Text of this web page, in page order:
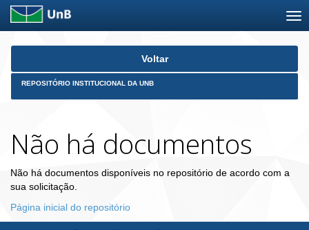
Skip
Voltar
REPOSITÓRIO INSTITUCIONAL DA UNB
Não há documentos
Não há documentos disponíveis no repositório de acordo com a
sua solicitação.
Página inicial do repositório